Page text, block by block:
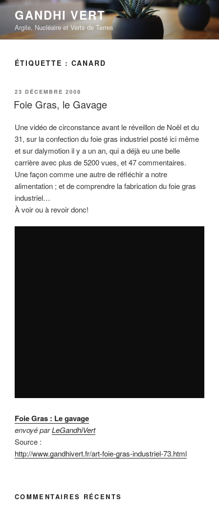
Aller
contenu
principal
GANDHI VERT
Argile, Nucléaire et Verts de Terres
ÉTIQUETTE : CANARD
PUBLIÉ
LE
23 DÉCEMBRE 2008
Foie Gras, le Gavage
Une vidéo de circonstance avant le réveillon de Noël et du
31, sur la confection du foie gras industriel posté ici même
et sur dalymotion il y a un an, qui a déjà eu une belle
carrière avec plus de 5200 vues, et 47 commentaires.
Une façon comme une autre de réfléchir a notre
alimentation ; et de comprendre la fabrication du foie gras
industriel…
À voir ou à revoir donc!
Foie Gras : Le gavage
envoyé parLeGandhiVert
Source :
http://www.gandhivert.fr/art-foie-gras-industriel-73.html
COMMENTAIRES RÉCENTS